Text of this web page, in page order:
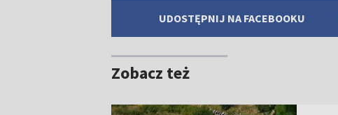
UDOSTĘPNIJ NA FACEBOOKU
Zobacz też